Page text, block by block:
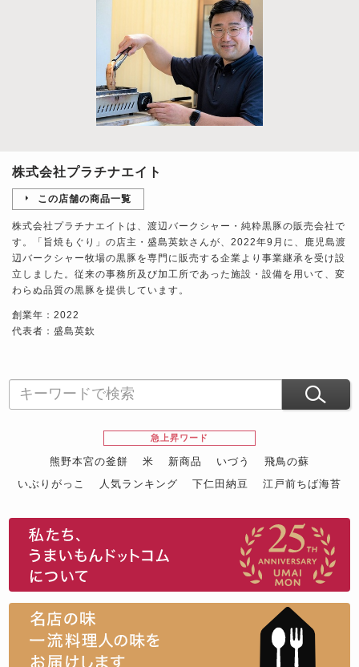
株式会社プラチナエイト
この店舗の商品一覧
株式会社プラチナエイトは、渡辺バークシャー・純粋黒豚の販売会社で
す。「旨焼もぐり」の店主・盛島英欽さんが、2022年9月に、鹿児島渡
辺バークシャー牧場の黒豚を専門に販売する企業より事業継承を受け設
立しました。従来の事務所及び加工所であった施設・設備を用いて、変
わらぬ品質の黒豚を提供しています。
創業年：2022
代表者：盛島英欽
急上昇ワード
熊野本宮の釜餅 米 新商品 いづう
飛鳥の蘇
いぶりがっこ
人気ランキング 下仁田納豆
江戸前ちば海苔